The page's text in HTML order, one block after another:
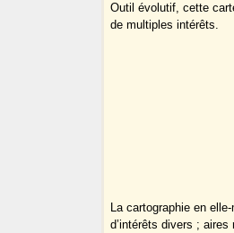
Outil évolutif, cette
de multiples intérêts.
La cartographie en
d’intérêts divers ;